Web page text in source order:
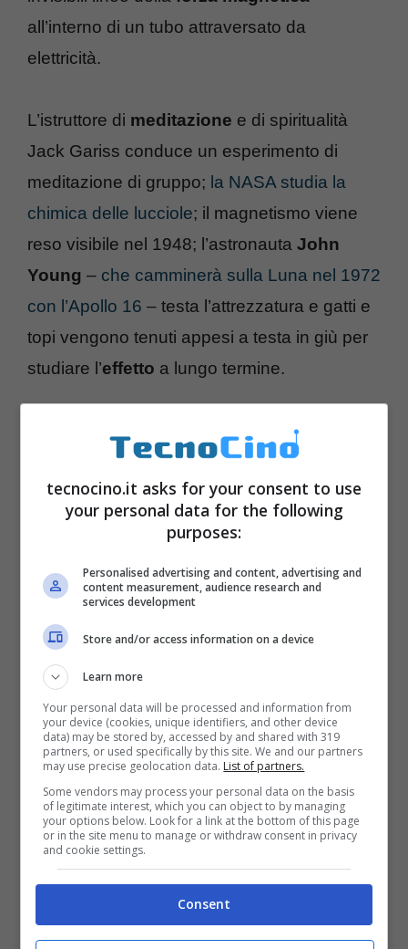
all’interno di un tubo attraversato da
elettricità.
L’istruttore di meditazione e di spiritualità
Jack Gariss conduce un esperimento di
meditazione di gruppo; la NASA studia la
chimica delle lucciole; il magnetismo viene
reso visibile nel 1948; l’astronauta John
Young – che camminerà sulla Luna nel 1972
con l’Apollo 16 – testa l’attrezzatura e gatti e
topi vengono tenuti appesi a testa in giù per
studiare l’effetto a lungo termine.
tecnocino.it asks for your consent to use
your personal data for the following
purposes:
Personalised advertising and content, advertising and
content measurement, audience research and
services development
Store and/or access information on a device
Learn more
Your personal data will be processed and information from
your device (cookies, unique identifiers, and other device
data) may be stored by, accessed by and shared with 319
partners, or used specifically by this site. We and our partners
may use precise geolocation data. List of partners.
Some vendors may process your personal data on the basis
of legitimate interest, which you can object to by managing
your options below. Look for a link at the bottom of this page
or in the site menu to manage or withdraw consent in privacy
and cookie settings.
Consent